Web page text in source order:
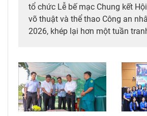
tổ chức Lễ bế mạc Chung kết
võ thuật và thể thao Công an
2026, khép lại hơn một tuần
nước.